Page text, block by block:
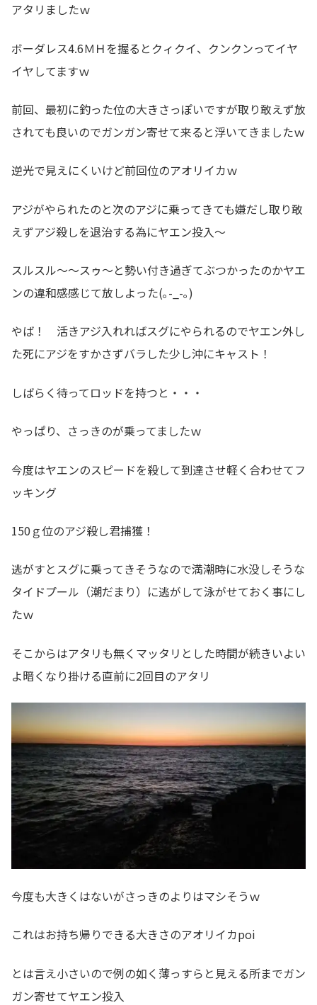
アタリましたｗ
ボーダレス4.6ＭＨを握るとクィクイ、クンクンってイヤ
イヤしてますｗ
前回、最初に釣った位の大きさっぽいですが取り敢えず放
されても良いのでガンガン寄せて来ると浮いてきましたｗ
逆光で見えにくいけど前回位のアオリイカｗ
アジがやられたのと次のアジに乗ってきても嫌だし取り敢
えずアジ殺しを退治する為にヤエン投入～
スルスル～～スゥ～と勢い付き過ぎてぶつかったのかヤエ
ンの違和感感じて放しよった(｡-_-｡)
やば！ 活きアジ入れればスグにやられるのでヤエン外し
た死にアジをすかさずバラした少し沖にキャスト！
しばらく待ってロッドを持つと・・・
やっぱり、さっきのが乗ってましたｗ
今度はヤエンのスピードを殺して到達させ軽く合わせてフ
ッキング
150ｇ位のアジ殺し君捕獲！
逃がすとスグに乗ってきそうなので満潮時に水没しそうな
タイドプール（潮だまり）に逃がして泳がせておく事にし
たｗ
そこからはアタリも無くマッタリとした時間が続きいよい
よ暗くなり掛ける直前に2回目のアタリ
今度も大きくはないがさっきのよりはマシそうｗ
これはお持ち帰りできる大きさのアオリイカpoi
とは言え小さいので例の如く薄っすらと見える所までガン
ガン寄せてヤエン投入